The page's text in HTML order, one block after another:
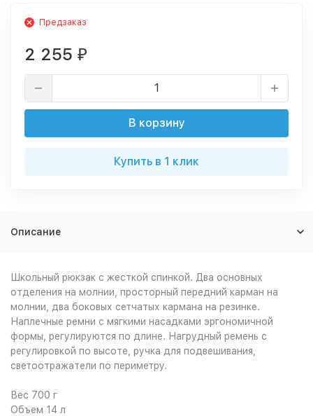
Предзаказ
2 255 ₽
В корзину
Купить в 1 клик
Описание
Школьный рюкзак с жесткой спинкой. Два основных
отделения на молнии, просторный передний карман на
молнии, два боковых сетчатых кармана на резинке.
Наплечные ремни с мягкими насадками эргономичной
формы, регулируются по длине. Нагрудный ремень с
регулировкой по высоте, ручка для подвешивания,
светоотражатели по периметру.
Вес 700 г
Объем 14 л